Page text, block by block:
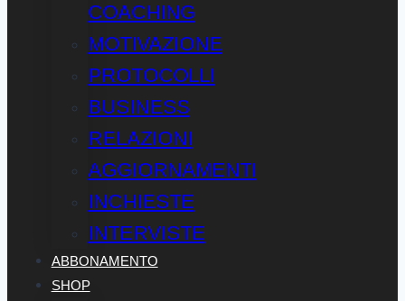
COACHING
MOTIVAZIONE
PROTOCOLLI
BUSINESS
RELAZIONI
AGGIORNAMENTI
INCHIESTE
INTERVISTE
ABBONAMENTO
SHOP